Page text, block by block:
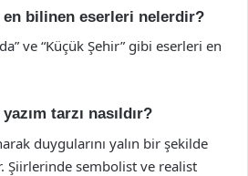
en bilinen eserleri nelerdir?
ve “Küçük Şehir” gibi eserleri en
tarzı nasıldır?
duygularını yalın bir şekilde
Şiirlerinde sembolist ve realist